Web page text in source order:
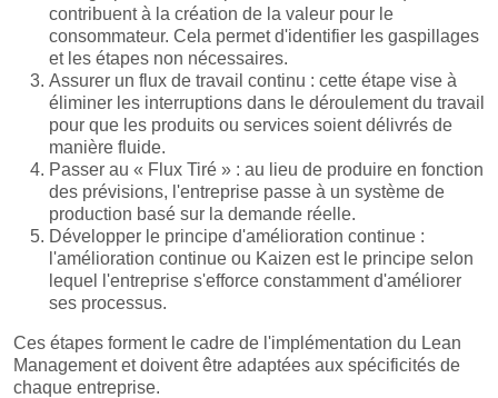
contribuent à la création de la valeur pour le
consommateur. Cela permet d'identifier les gaspillages
et les étapes non nécessaires.
Assurer un flux de travail continu : cette étape vise à
éliminer les interruptions dans le déroulement du travail
pour que les produits ou services soient délivrés de
manière fluide.
Passer au « Flux Tiré » : au lieu de produire en fonction
des prévisions, l'entreprise passe à un système de
production basé sur la demande réelle.
Développer le principe d'amélioration continue :
l'amélioration continue ou Kaizen est le principe selon
lequel l'entreprise s'efforce constamment d'améliorer
ses processus.
Ces étapes forment le cadre de l'implémentation du Lean
Management et doivent être adaptées aux spécificités de
chaque entreprise.